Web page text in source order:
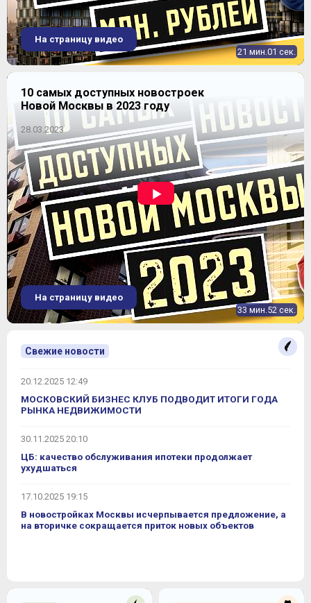
21 мин.01 сек.
На страницу видео
10 самых доступных новостроек
Новой Москвы в 2023 году
28.03.2023
33 мин.52 сек.
На страницу видео
Свежие новости
20.12.2025 12:49
МОСКОВСКИЙ БИЗНЕС КЛУБ ПОДВОДИТ ИТОГИ ГОДА
РЫНКА НЕДВИЖИМОСТИ
30.11.2025 20:10
ЦБ: качество обслуживания ипотеки продолжает
ухудшаться
17.10.2025 19:15
В новостройках Москвы исчерпывается предложение, а
на вторичке сокращается приток новых объектов